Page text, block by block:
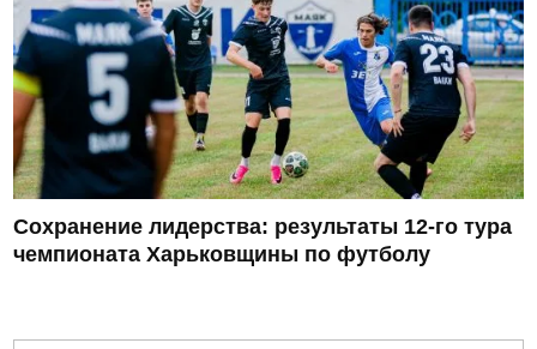
Сохранение лидерства: результаты 12-го тура
чемпионата Харьковщины по футболу